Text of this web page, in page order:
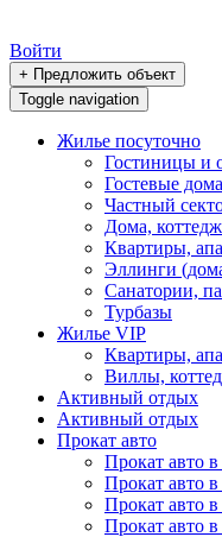
Войти
+ Предложить объект
Toggle navigation
Жилье посуточно
Гостиницы и
Гостевые дома
Частный
Дома,
Квартиры,
Эллинги
Санатории,
Турбазы
Жилье VIP
Квартиры,
Виллы,
Активный отдых
Активный отдых
Прокат авто
Прокат авто
Прокат авто
Прокат авто
Прокат авто